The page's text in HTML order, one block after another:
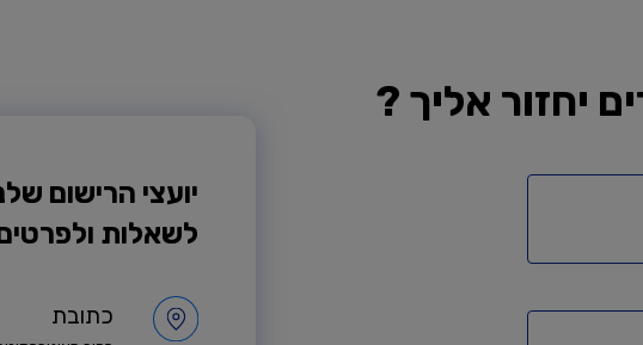
יחזור אליך ?
יועצי הרישום
לשאלות
כתובת